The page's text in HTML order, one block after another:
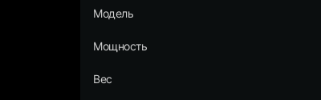
Модель
Мощность
Вес